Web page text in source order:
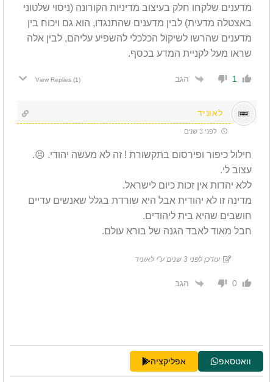
מדענים שלקחו חלק בעיצוב מדיניות הקורונה (ניסוי שלטוני
באצטלה מדעית) לבין מדענים שהתנגדו, הוא גם ויכוח בין
מדענים שהרשו לשיקול הכלכלי להשפיע עליהם, לבין אלה
שראו מעל לקניית המדע בכסף.
1 הגב View Replies (1)
לאוניד
לפני 3 שנים
חילול כיפור ופירסום בתקשורת ! זה לא מעשה יהודי. 😣.
עצוב לי.
ללא יהדות אין זכות כיום לישראל.
מדינה זו לא יהודית אבל היא שורדת בגלל שאנשים עדיים
חושבים שהיא בית ליהודים.
חבל מאוד לאבד הגנה של בורא עולם.
עודכן לפני 3 שנים ע"י לאוניד
0 הגב
וואטסאפ אפליקציה